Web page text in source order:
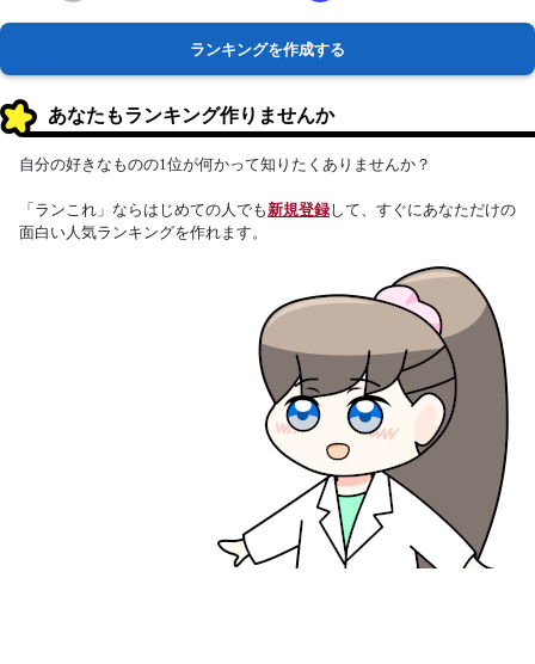
ランキングを作成する
あなたもランキング作りませんか
自分の好きなものの1位が何かって知りたくありませんか？
「ランこれ」ならはじめての人でも新規登録して、すぐにあなただけの
面白い人気ランキングを作れます。